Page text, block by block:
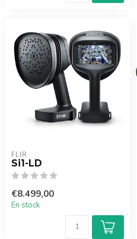
FLIR
Si1-LD
€8.499,00
En stock